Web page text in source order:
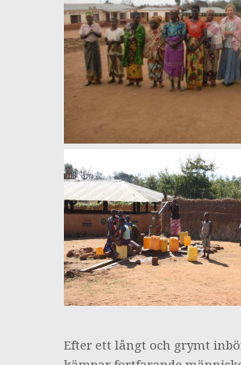
Efter ett långt och grymt